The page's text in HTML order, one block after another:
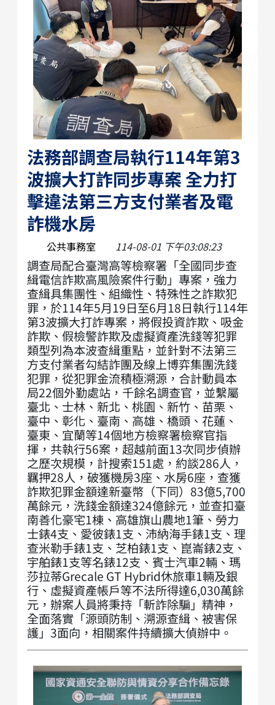
法務部調查局執行114年第3
波擴大打詐同步專案 全力打
擊違法第三方支付業者及電
詐機水房
公共事務室 114-08-01 下午03:08:23
調查局配合臺灣高等檢察署「全國同步查
緝電信詐欺高風險案件行動」專案，強力
查緝具集團性、組織性、特殊性之詐欺犯
罪，於114年5月19日至6月18日執行114年
第3波擴大打詐專案，將假投資詐欺、吸金
詐欺、假檢警詐欺及虛擬資產洗錢等犯罪
類型列為本波查緝重點，並針對不法第三
方支付業者勾結詐團及線上博弈集團洗錢
犯罪，從犯罪金流積極溯源，合計動員本
局22個外勤處站，千餘名調查官，並繫屬
臺北、士林、新北、桃園、新竹、苗栗、
臺中、彰化、臺南、高雄、橋頭、花蓮、
臺東、宜蘭等14個地方檢察署檢察官指
揮，共執行56案，超越前面13次同步偵辦
之歷次規模，計搜索151處，約談286人，
羈押28人，破獲機房3座、水房6座，查獲
詐欺犯罪金額達新臺幣（下同）83億5,700
萬餘元，洗錢金額達324億餘元，並查扣臺
南善化豪宅1棟、高雄旗山農地1筆、勞力
士錶4支、愛彼錶1支、沛納海手錶1支、理
查米勒手錶1支、芝柏錶1支、崑崙錶2支、
宇舶錶1支等名錶12支、賓士汽車2輛、瑪
莎拉蒂Grecale GT Hybrid休旅車1輛及銀
行、虛擬資產帳戶等不法所得達6,030萬餘
元，辦案人員將秉持「斬詐除騙」精神，
全面落實「源頭防制、溯源查緝、被害保
護」3面向，相關案件持續擴大偵辦中。